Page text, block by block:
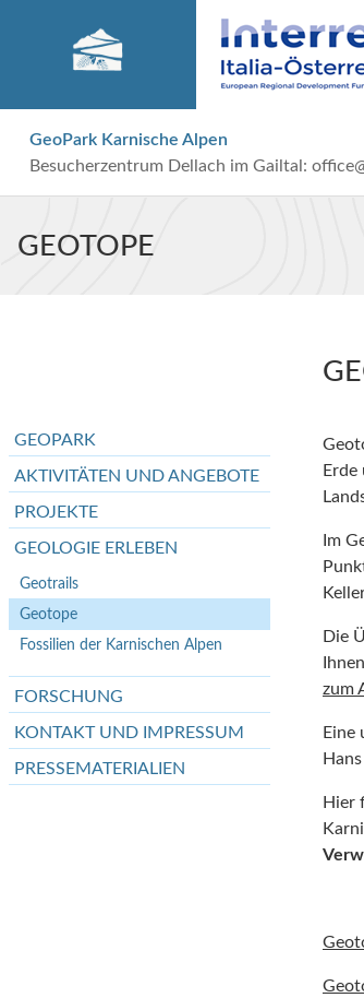
GeoPark Karnische Alpen
Besucherzentrum Dellach im Gailtal:
GEOTOPE
GEOPARK
AKTIVITÄTEN UND ANGEBOTE
PROJEKTE
GEOLOGIE ERLEBEN
Geotrails
Geotope
Fossilien der Karnischen Alpen
FORSCHUNG
KONTAKT UND IMPRESSUM
PRESSEMATERIALIEN
Im
Die
zum
Eine
Hier